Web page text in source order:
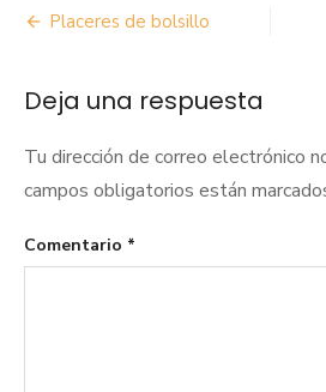
Navegación
entradas
Placeres de bolsillo
Deja una respuesta
Tu dirección de correo electrónico
campos obligatorios están
Comentario *